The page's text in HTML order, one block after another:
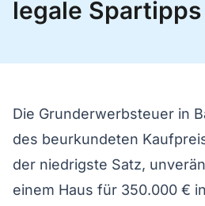
legale Spartipps
Die Grunderwerbsteuer in
des beurkundeten
der niedrigste Satz,
einem Haus für 350.000 €